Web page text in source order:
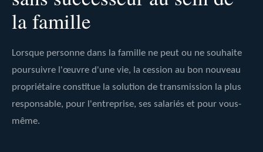
la famille
Lorsque personne dans la famille ne peut ou ne souhaite
poursuivre l'œuvre d'une vie, la cession au bon nouveau
propriétaire constitue la solution de transmission la plus
responsable, pour l'entreprise, ses salariés et pour vous-
même.